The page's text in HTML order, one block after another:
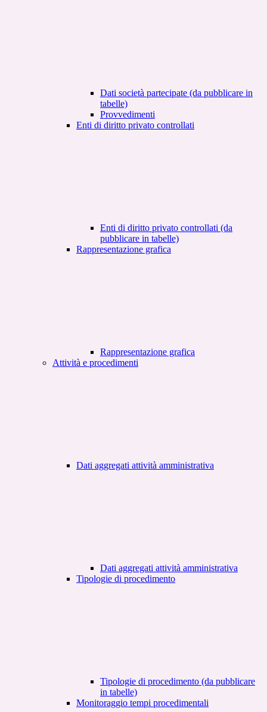
Dati società partecipate (da pubblicare in
tabelle)
Provvedimenti
Enti di diritto privato controllati
Enti di diritto privato controllati (da
pubblicare in tabelle)
Rappresentazione grafica
Rappresentazione grafica
Attività e procedimenti
Dati aggregati attività amministrativa
Dati aggregati attività amministrativa
Tipologie di procedimento
Tipologie di procedimento (da pubblicare
in tabelle)
Monitoraggio tempi procedimentali